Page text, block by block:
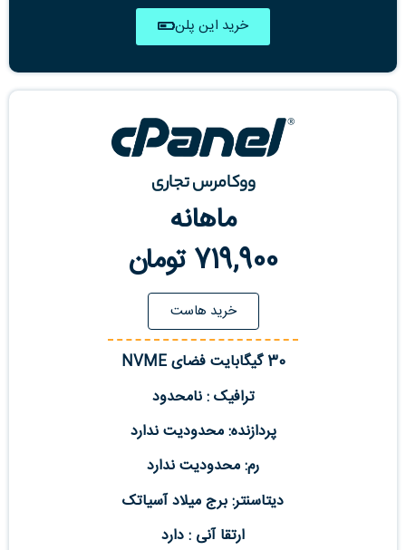
خرید این پلن
ووکامرس تجاری
ماهانه
719,900 تومان
خرید هاست
30 گیگابایت فضای NVME
ترافیک : نامحدود
پردازنده: محدودیت ندارد
رم: محدودیت ندارد
دیتاسنتر: برج میلاد آسیاتک
ارتقا آنی : دارد